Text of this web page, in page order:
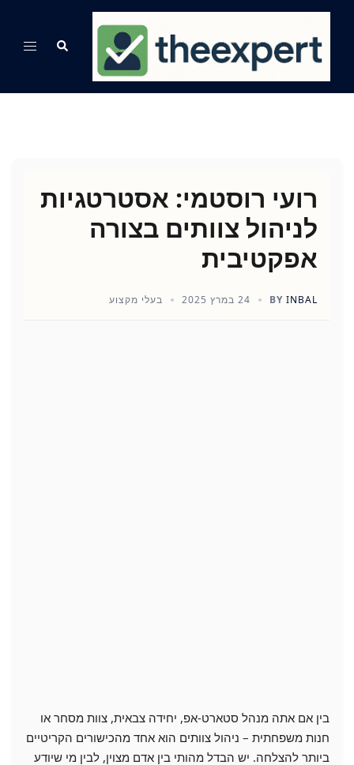
content
Search
Toggle
רועי רוסטמי: אסטרטגיות
לניהול צוותים בצורה
אפקטיבית
BY INBAL 24 במרץ 2025 בעלי מקצוע
בין אם אתה מנהל סטארט-אפ, יחידה צבאית, צוות מסחר או
חנות משפחתית – ניהול צוותים הוא אחד מהכישורים הקריטיים
ביותר להצלחה. יש הבדל מהותי בין אדם מצוין, לבין מי שיודע